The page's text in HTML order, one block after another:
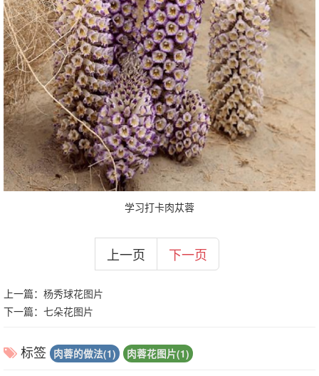
学习打卡肉苁蓉
上一页 下一页
上一篇： 杨秀球花图片
下一篇： 七朵花图片
标签 肉蓉的做法(1) 肉蓉花图片(1)